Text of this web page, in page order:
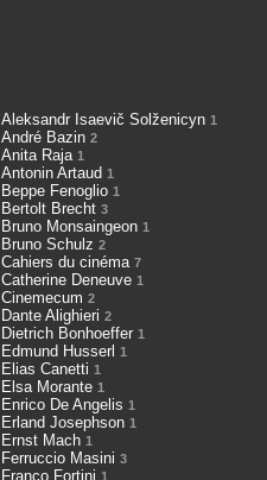
Aleksandr Isaevič Solženicyn 1
André Bazin 2
Anita Raja 1
Antonin Artaud 1
Beppe Fenoglio 1
Bertolt Brecht 3
Bruno Monsaingeon 1
Bruno Schulz 2
Cahiers du cinéma 7
Catherine Deneuve 1
Cinemecum 2
Dante Alighieri 2
Dietrich Bonhoeffer 1
Edmund Husserl 1
Elias Canetti 1
Elsa Morante 1
Enrico De Angelis 1
Erland Josephson 1
Ernst Mach 1
Ferruccio Masini 3
Franco Fortini 1